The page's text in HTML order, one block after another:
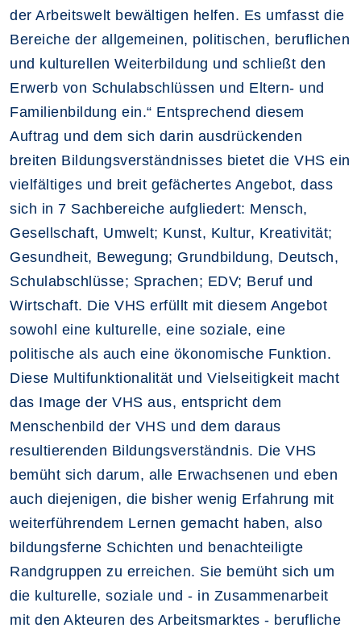
der Arbeitswelt bewältigen helfen. Es umfasst die
Bereiche der allgemeinen, politischen, beruflichen
und kulturellen Weiterbildung und schließt den
Erwerb von Schulabschlüssen und Eltern- und
Familienbildung ein.“ Entsprechend diesem
Auftrag und dem sich darin ausdrückenden
breiten Bildungsverständnisses bietet die VHS ein
vielfältiges und breit gefächertes Angebot, dass
sich in 7 Sachbereiche aufgliedert: Mensch,
Gesellschaft, Umwelt; Kunst, Kultur, Kreativität;
Gesundheit, Bewegung; Grundbildung, Deutsch,
Schulabschlüsse; Sprachen; EDV; Beruf und
Wirtschaft. Die VHS erfüllt mit diesem Angebot
sowohl eine kulturelle, eine soziale, eine
politische als auch eine ökonomische Funktion.
Diese Multifunktionalität und Vielseitigkeit macht
das Image der VHS aus, entspricht dem
Menschenbild der VHS und dem daraus
resultierenden Bildungsverständnis. Die VHS
bemüht sich darum, alle Erwachsenen und eben
auch diejenigen, die bisher wenig Erfahrung mit
weiterführendem Lernen gemacht haben, also
bildungsferne Schichten und benachteiligte
Randgruppen zu erreichen. Sie bemüht sich um
die kulturelle, soziale und - in Zusammenarbeit
mit den Akteuren des Arbeitsmarktes - berufliche